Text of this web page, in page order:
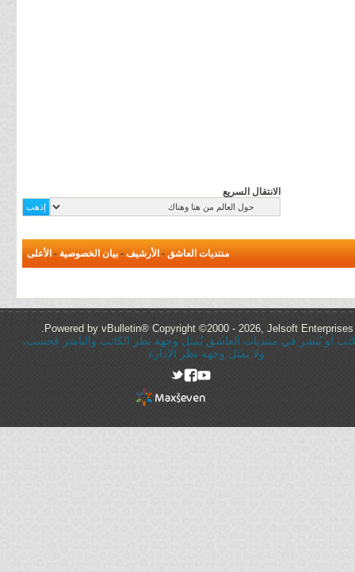
الانتقال السريع
منتديات العاشق - الأرشيف - بيان الخصوصية - الأعلى
Powered by vBulletin® Copyright ©2000 - 2026, Jelsoft Enterprises
أو يُنشر في منتديات العاشق يُمثل وجهة نظر الكاتب والناشر فحسب،
ولا يمثل وجهه نظر الإدارة